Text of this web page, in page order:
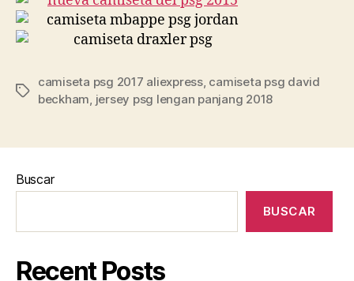
Etiquetas
camiseta psg 2017 aliexpress, camiseta psg david
beckham, jersey psg lengan panjang 2018
Buscar
BUSCAR
Recent Posts